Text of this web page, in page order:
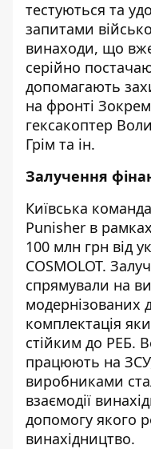
тестуються та
запитами
винаходи, що
серійно
допомагають
на фронті
гексакоптер
Грім та ін.
Залучення
Київська
Punisher в
100 млн грн від
COSMOLOT.
спрямували на
модернізованих
комплектація
стійким до РЕБ.
працюють на ЗСУ,
виробниками
взаємодії
допомогу якого
винахідництво.